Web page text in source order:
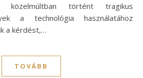
közelmúltban történt tragikus
a technológia használatához
a kérdést,…
TOVÁBB